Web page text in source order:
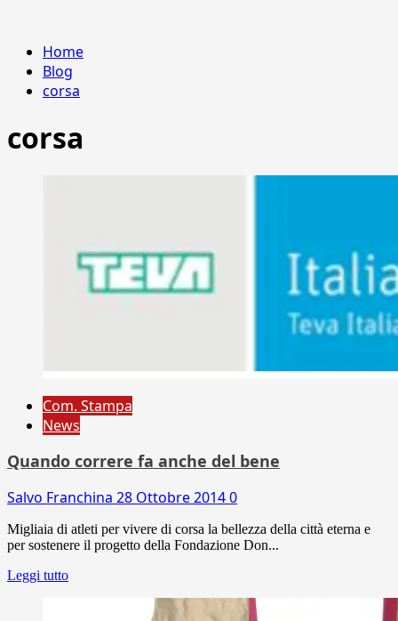
Home
Blog
corsa
corsa
Com. Stampa
News
Quando correre fa anche del bene
Salvo Franchina 28 Ottobre 20140
Migliaia di atleti per vivere di corsa la bellezza della città eterna e
per sostenere il progetto della Fondazione Don...
Leggi tutto